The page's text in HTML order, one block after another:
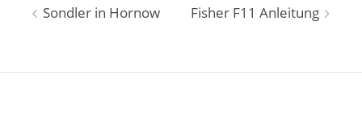
Beitragsnavigation
Sondler in Hornow Fisher F11 Anleitung